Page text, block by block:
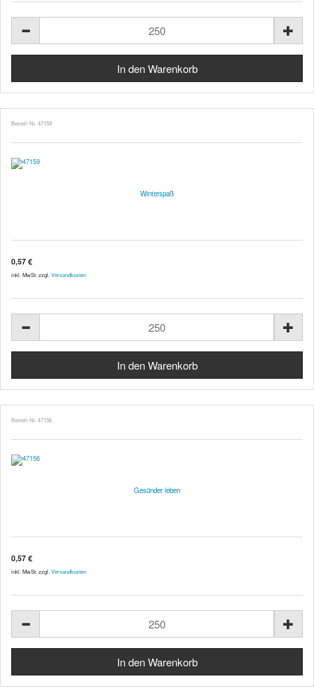
Bestell-Nr. 47159
Winterspaß
0,57 €
inkl. MwSt. zzgl. Versandkosten
Bestell-Nr. 47156
Gesünder leben
0,57 €
inkl. MwSt. zzgl. Versandkosten